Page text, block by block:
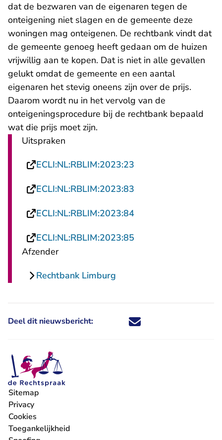
dat de bezwaren van de eigenaren tegen de
onteigening niet slagen en de gemeente deze
woningen mag onteigenen. De rechtbank vindt dat
de gemeente genoeg heeft gedaan om de huizen
vrijwillig aan te kopen. Dat is niet in alle gevallen
gelukt omdat de gemeente en een aantal
eigenaren het stevig oneens zijn over de prijs.
Daarom wordt nu in het vervolg van de
onteigeningsprocedure bij de rechtbank bepaald
wat die prijs moet zijn.
Uitspraken
ECLI:NL:RBLIM:2023:23
ECLI:NL:RBLIM:2023:83
ECLI:NL:RBLIM:2023:84- U verlaat
ECLI:NL:RBLIM:2023:85
Afzender
Rechtbank Limburg
Deel dit nieuwsbericht: Deel dit nieuwsbericht via X -
Deel dit nieuwsbericht via
Deel dit nieuwsbericht
Deel dit
Sitemap
Privacy
Cookies
Toegankelijkheid